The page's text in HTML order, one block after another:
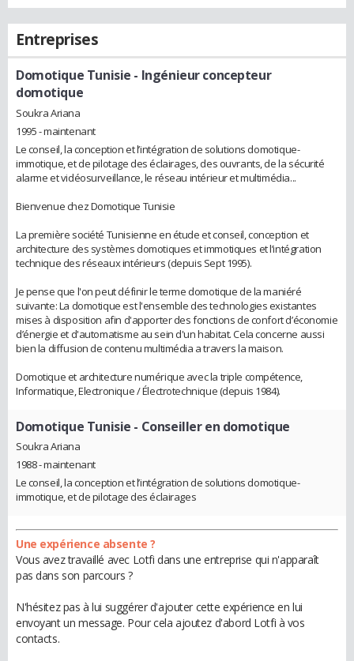
Entreprises
Domotique Tunisie - Ingénieur concepteur
domotique
Soukra Ariana
1995 - maintenant
Le conseil, la conception et l’intégration de solutions domotique-
immotique, et de pilotage des éclairages, des ouvrants, de la sécurité
alarme et vidéosurveillance, le réseau intérieur et multimédia...
Bienvenue chez Domotique Tunisie
La première société Tunisienne en étude et conseil, conception et
architecture des systèmes domotiques et immotiques et l’intégration
technique des réseaux intérieurs (depuis Sept 1995).
Je pense que l'on peut définir le terme domotique de la maniéré
suivante: La domotique est l'ensemble des technologies existantes
mises à disposition afin d'apporter des fonctions de confort d’économie
d’énergie et d'automatisme au sein d'un habitat. Cela concerne aussi
bien la diffusion de contenu multimédia a travers la maison.
Domotique et architecture numérique avec la triple compétence,
Informatique, Electronique / Électrotechnique (depuis 1984).
Domotique Tunisie - Conseiller en domotique
Soukra Ariana
1988 - maintenant
Le conseil, la conception et l’intégration de solutions domotique-
immotique, et de pilotage des éclairages
Une expérience absente ?
Vous avez travaillé avec Lotfi dans une entreprise qui n'apparaît
pas dans son parcours ?
N'hésitez pas à lui suggérer d'ajouter cette expérience en lui
envoyant un message. Pour cela ajoutez d'abord Lotfi à vos
contacts.